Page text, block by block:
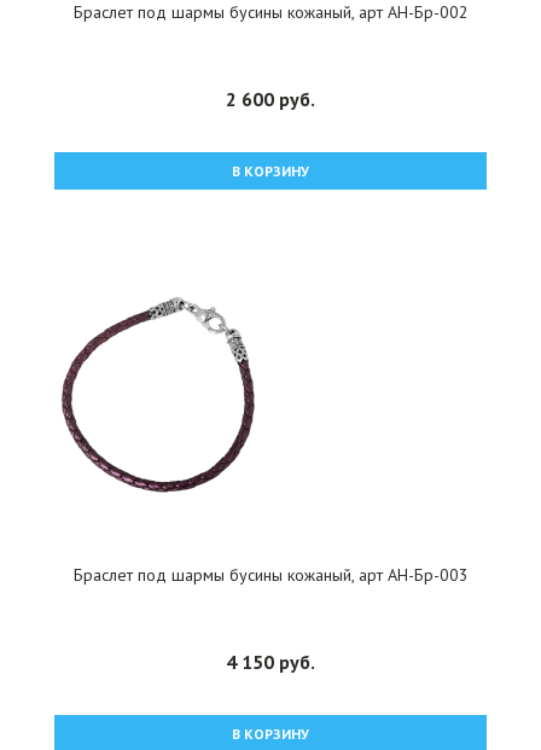
Браслет под шармы бусины кожаный, арт АН-Бр-002
2 600 руб.
В КОРЗИНУ
Браслет под шармы бусины кожаный, арт АН-Бр-003
4 150 руб.
В КОРЗИНУ